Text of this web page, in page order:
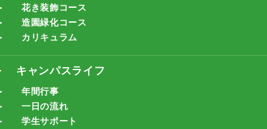
花き装飾コース
造園緑化コース
カリキュラム
キャンパスライフ
年間行事
一日の流れ
学生サポート